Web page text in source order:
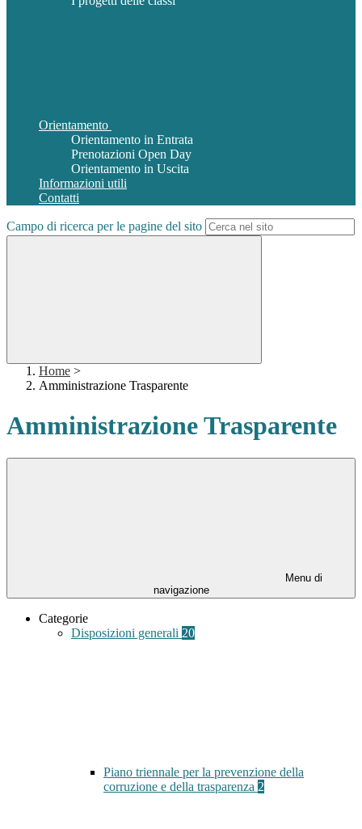
Orientamento
Orientamento in Entrata
Prenotazioni Open Day
Orientamento in Uscita
Informazioni utili
Contatti
Campo di ricerca per le pagine del sito
Home >
Amministrazione Trasparente
Amministrazione Trasparente
Menu di
navigazione
Categorie
Disposizioni generali 20
Piano triennale per la prevenzione della
corruzione e della trasparenza 2